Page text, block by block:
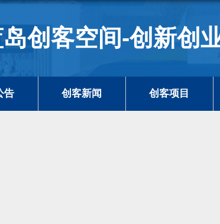
创客空间-创新创
告 创客新闻 创客项目